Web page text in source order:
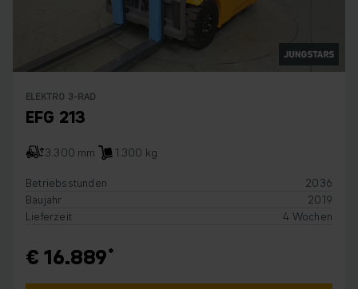
ELEKTRO 3-RAD
EFG 213
3.300 mm
1.300 kg
Betriebsstunden
2036
Baujahr
2019
Lieferzeit
4 Wochen
€ 16.889